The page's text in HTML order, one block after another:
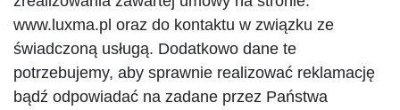
www.luxma.pl oraz do kontaktu w związku ze
świadczoną usługą. Dodatkowo dane te
potrzebujemy, aby sprawnie realizować reklamację
bądź odpowiadać na zadane przez Państwa